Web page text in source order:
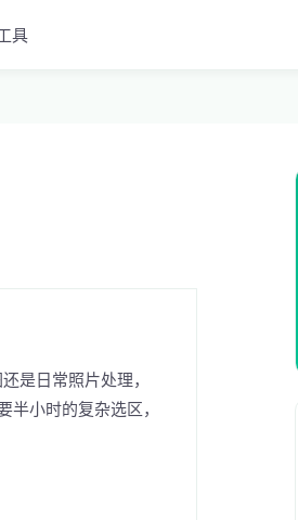
具
是日常照片处理，
半小时的复杂选区，